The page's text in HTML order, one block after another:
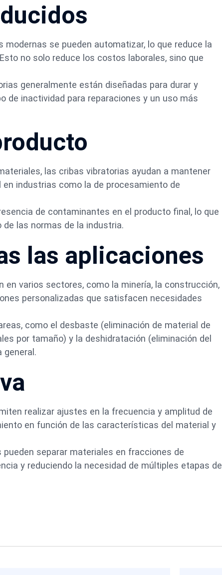
se pueden automatizar, lo que reduce la
no solo reduce los costos laborales, sino que
generalmente están diseñadas para durar y
de inactividad para reparaciones y un uso más
las cribas vibratorias ayudan a mantener
industrias como la de procesamiento de
de contaminantes en el producto final, lo que
las normas de la industria.
las aplicaciones
varios sectores, como la minería, la construcción,
personalizadas que satisfacen necesidades
como el desbaste (eliminación de material de
por tamaño) y la deshidratación (eliminación del
general.
realizar ajustes en la frecuencia y amplitud de
en función de las características del material y
separar materiales en fracciones de
y reduciendo la necesidad de múltiples etapas de